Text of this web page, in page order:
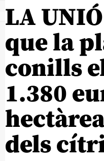
LA
que la
conills
1.380
dels